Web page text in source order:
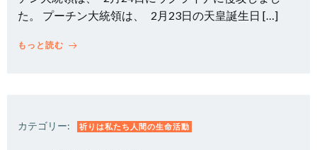
た。 プーチン大統領は、 2月23日の天皇誕生日 […]
もっと読む
カテゴリー: 祈りは私たち人間の生命活動